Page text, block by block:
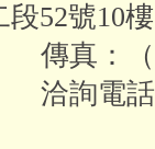
段52號10
（02）
話：（